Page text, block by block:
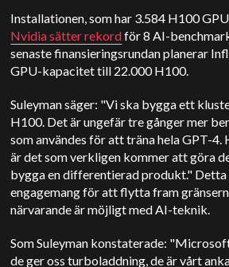
Installationen, som har 3.584 H100
Nvidia sätter rekordför 8 AI-
senaste finansieringsrundan planerar
GPU-kapacitet till 22.000 H100.
Suleyman säger: "Vi ska bygga ett
H100. Det är ungefär tre gånger mer
som användes för att träna hela GPT-4.
är det som verkligen kommer att göra
bygga en differentierad produkt."
engagemang för att flytta fram
närvarande är möjligt med AI-teknik.
Som Suleyman konstaterade:
de ger oss turboladdning, de är vårt